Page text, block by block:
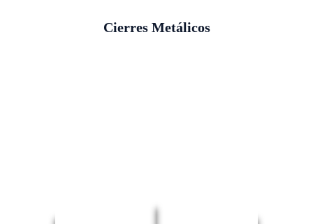
Cierres Metálicos